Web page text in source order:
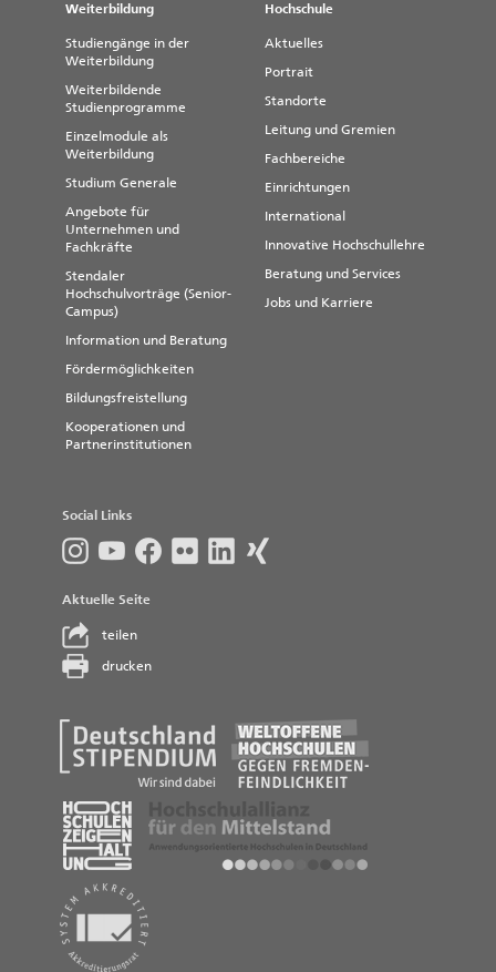
Weiterbildung
Studiengänge in der
Weiterbildung
Weiterbildende
Studienprogramme
Einzelmodule als
Weiterbildung
Studium Generale
Angebote für
Unternehmen und
Fachkräfte
Stendaler
Hochschulvorträge (Senior-
Campus)
Information und Beratung
Fördermöglichkeiten
Bildungsfreistellung
Kooperationen und
Partnerinstitutionen
Hochschule
Aktuelles
Portrait
Standorte
Leitung und Gremien
Fachbereiche
Einrichtungen
International
Innovative Hochschullehre
Beratung und Services
Jobs und Karriere
Social Links
Aktuelle Seite
teilen
drucken